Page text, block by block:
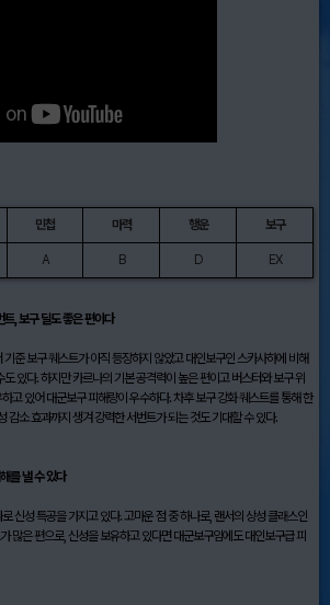
민첩 마력 행운 보구
A B D EX
, 보구 딜도 좋은 편이다
준 보구 퀘스트가 아직 등장하지 않았고 대인보구인 스카사하에 비해
있다. 하지만 카르나의 기본 공격력이 높은 편이고 버스터와 보구 위
고 있어 대군보구 피해량이 우수하다. 차후 보구 강화 퀘스트를 통해 한
감소 효과까지 생겨 강력한 서번트가 되는 것도 기대할 수 있다.
를 낼 수 있다
신성 특공을 가지고 있다. 고마운 점 중 하나로, 랜서의 상성 클래스인
많은 편으로, 신성을 보유하고 있다면 대군보구임에도 대인보구급 피